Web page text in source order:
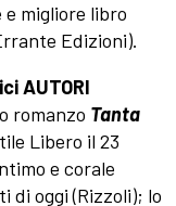
migliore libro
Edizioni).
AUTORI
romanzo Tanta
Libero il 23
e corale
di oggi (Rizzoli); lo